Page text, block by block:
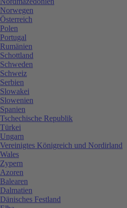
Norwegen
Österreich
Polen
Portugal
Rumänien
Schottland
Schweden
Schweiz
Serbien
Slowakei
Slowenien
Spanien
Tschechische Republik
Türkei
Ungarn
Vereinigtes Königreich und Nordirland
Wales
Zypern
Azoren
Balearen
Dalmatien
Dänisches Festland